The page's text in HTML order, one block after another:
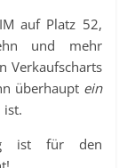
auf Platz 52,
und mehr
Verkaufscharts
überhaupt ein
ist.
ist für den